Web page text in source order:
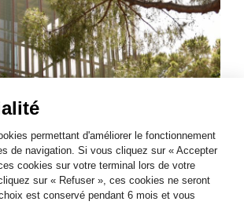
permettant d'améliorer le fonctionnement
de navigation. Si vous cliquez sur « Accepter
cookies sur votre terminal lors de votre
sur « Refuser », ces cookies ne seront
est conservé pendant 6 mois et vous
ALB’ORU